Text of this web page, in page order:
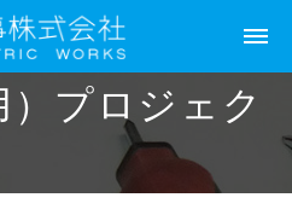
プロジェク